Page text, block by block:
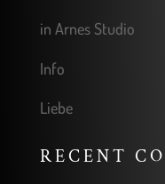
in Arnes Studio
Info
Liebe
RECENT